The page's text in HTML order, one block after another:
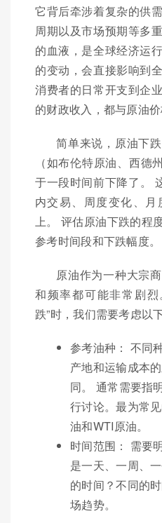
它背后牵涉着复杂的供
周期以及市场预期等多
的血液，是全球经济运
的变动，会直接影响到
消费者的日常开支到企
的财政收入，都与原油价
简单来说，原油下
（如布伦特原油、西德
于一段时间前下降了。
内交易、周度变化、
上。 评估原油下跌的程
参考时间段和下跌幅度。
原油作为一种大宗
和频率都可能非常剧
跌”时，我们需要考虑以
参考油种： 不同
产地和运输成本
同。 通常需要指
行讨论。最为常
油和WTI原油。
时间范围： 需要
是一天、一周、
的时间？不同的
场趋势。